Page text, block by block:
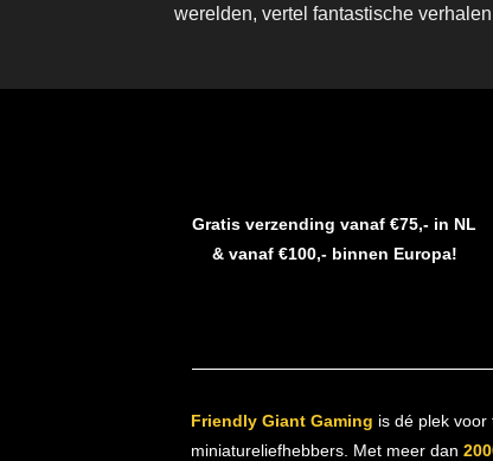
werelden, vertel fantastische
Gratis verzending vanaf €75,- in NL
& vanaf €100,- binnen Europa!
Friendly Giant Gaming is dé plek voor
miniatureliefhebbers. Met meer dan